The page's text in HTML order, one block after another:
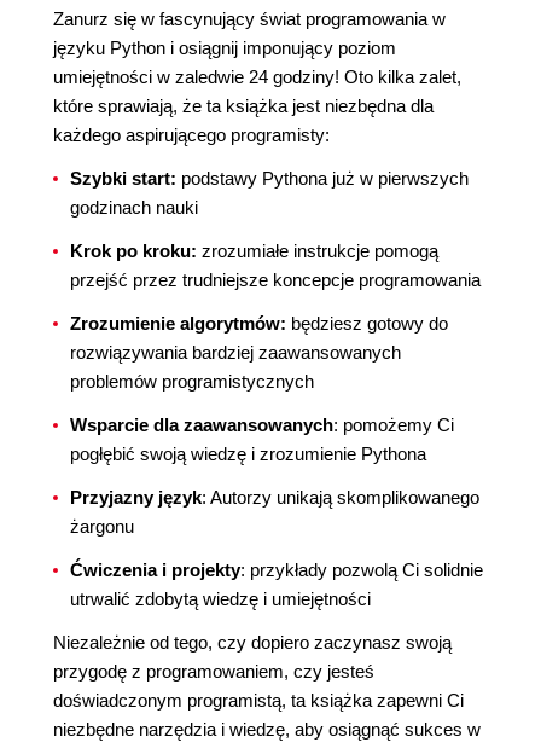
Zanurz się w fascynujący świat programowania w
języku Python i osiągnij imponujący poziom
umiejętności w zaledwie 24 godziny! Oto kilka zalet,
które sprawiają, że ta książka jest niezbędna dla
każdego aspirującego programisty:
Szybki start: podstawy Pythona już w pierwszych
godzinach nauki
Krok po kroku: zrozumiałe instrukcje pomogą
przejść przez trudniejsze koncepcje programowania
Zrozumienie algorytmów: będziesz gotowy do
rozwiązywania bardziej zaawansowanych
problemów programistycznych
Wsparcie dla zaawansowanych: pomożemy Ci
pogłębić swoją wiedzę i zrozumienie Pythona
Przyjazny język: Autorzy unikają skomplikowanego
żargonu
Ćwiczenia i projekty: przykłady pozwolą Ci solidnie
utrwalić zdobytą wiedzę i umiejętności
Niezależnie od tego, czy dopiero zaczynasz swoją
przygodę z programowaniem, czy jesteś
doświadczonym programistą, ta książka zapewni Ci
niezbędne narzędzia i wiedzę, aby osiągnąć sukces w